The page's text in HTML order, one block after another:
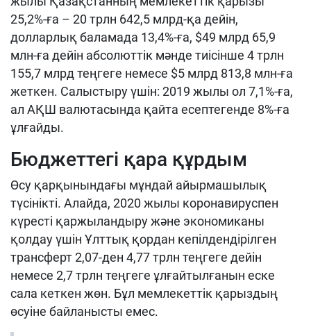
25,2%-ға – 20 трлн 642,5 млрд-қа дейін,
долларлық баламада 13,4%-ға, $49 млрд 65,9
млн-ға дейін абсолюттік мәнде тиісінше 4 трлн
155,7 млрд теңгеге немесе $5 млрд 813,8 млн-ға
жеткен. Салыстыру үшін: 2019 жылы ол 7,1%-ға,
ал АҚШ валютасында қайта есептегенде 8%-ға
ұлғайды.
Бюджеттегі қара құрдым
Өсу қарқынындағы мұндай айырмашылық
түсінікті. Алайда, 2020 жылы коронавируспен
күресті қаржыландыру және экономиканы
қолдау үшін Ұлттық қордан кепілдендірілген
трансферт 2,07-ден 4,77 трлн теңгеге дейін
немесе 2,7 трлн теңгеге ұлғайтылғанын еске
сала кеткен жөн. Бұл мемлекеттік қарыздың
өсуіне байланысты емес.